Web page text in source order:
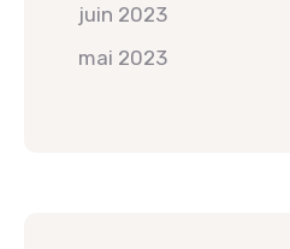
juin 2023
mai 2023